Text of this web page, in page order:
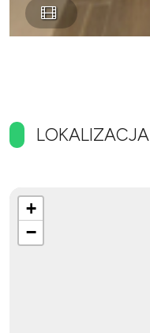
LOKALIZACJA
+
−